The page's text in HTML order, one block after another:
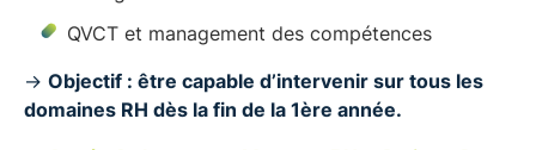
QVCT et management des compétences
→ Objectif : être capable d’intervenir sur tous les
domaines RH dès la fin de la 1ère année.